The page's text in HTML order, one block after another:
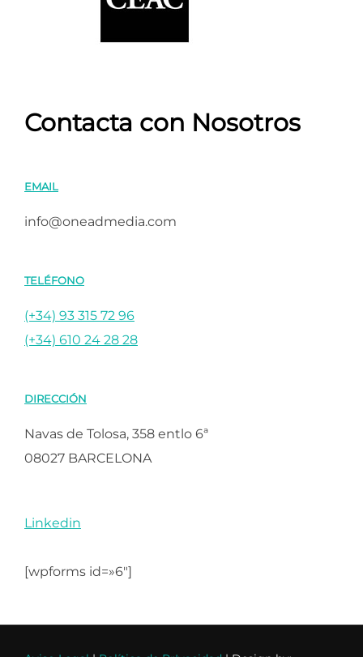
Contacta con Nosotros
EMAIL
info@oneadmedia.com
TELÉFONO
(+34) 93 315 72 96
(+34) 610 24 28 28
DIRECCIÓN
Navas de Tolosa, 358 entlo 6ª
08027 BARCELONA
Linkedin
[wpforms id=»6″]